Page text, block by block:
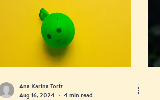
Ana Karina Toriz
Aug 16, 2024
4 min read